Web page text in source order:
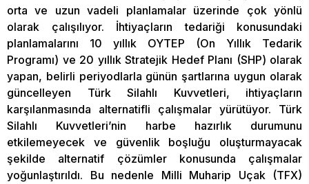
orta ve uzun vadeli planlamalar üzerinde çok yönlü
olarak çalışılıyor. İhtiyaçların tedariği konusundaki
planlamalarını 10 yıllık OYTEP (On Yıllık Tedarik
Programı) ve 20 yıllık Stratejik Hedef Planı (SHP) olarak
yapan, belirli periyodlarla günün şartlarına uygun olarak
güncelleyen Türk Silahlı Kuvvetleri, ihtiyaçların
karşılanmasında alternatifli çalışmalar yürütüyor. Türk
Silahlı Kuvvetleri’nin harbe hazırlık durumunu
etkilemeyecek ve güvenlik boşluğu oluşturmayacak
şekilde alternatif çözümler konusunda çalışmalar
yoğunlaştırıldı. Bu nedenle Milli Muharip Uçak (TFX)